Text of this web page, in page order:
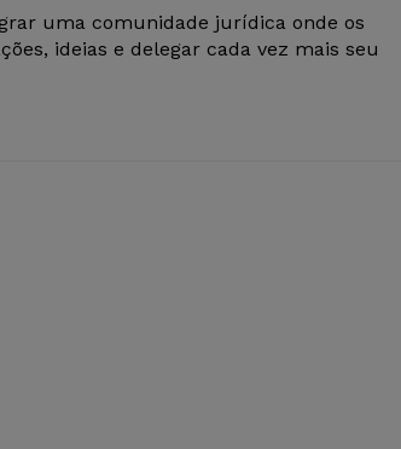
uma comunidade jurídica onde os
ideias e delegar cada vez mais seu